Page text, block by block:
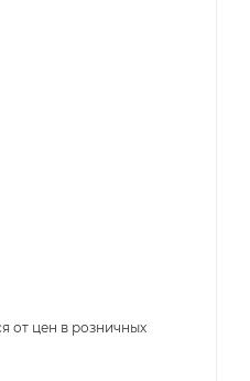
от цен в розничных